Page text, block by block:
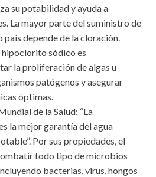
su potabilidad y ayuda a
La mayor parte del suministro de
país depende de la cloración.
hipoclorito sódico es
la proliferación de algas u
patógenos y asegurar
óptimas.
de la Salud: “La
la mejor garantía del agua
Por sus propiedades, el
todo tipo de microbios
bacterias, virus, hongos